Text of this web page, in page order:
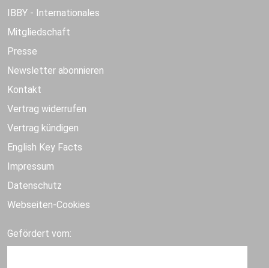
IBBY - Internationales
Mitgliedschaft
Presse
Newsletter abonnieren
Kontakt
Vertrag widerrufen
Vertrag kündigen
English Key Facts
Impressum
Datenschutz
Webseiten-Cookies
Gefördert vom: